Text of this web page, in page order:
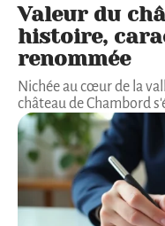
Valeur du
histoire,
renommée
Nichée au cœur de la
château de Chambord